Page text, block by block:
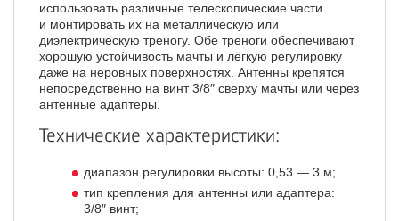
использовать различные телескопические части
и монтировать их на металлическую или
диэлектрическую треногу. Обе треноги обеспечивают
хорошую устойчивость мачты и лёгкую регулировку
даже на неровных поверхностях. Антенны крепятся
непосредственно на винт 3/8″ сверху мачты или через
антенные адаптеры.
Технические характеристики:
диапазон регулировки высоты: 0,53 — 3 м;
тип крепления для антенны или адаптера:
3/8″ винт;